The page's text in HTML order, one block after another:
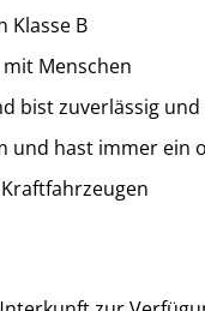
Klasse B
Menschen
bist zuverlässig
und hast immer ein